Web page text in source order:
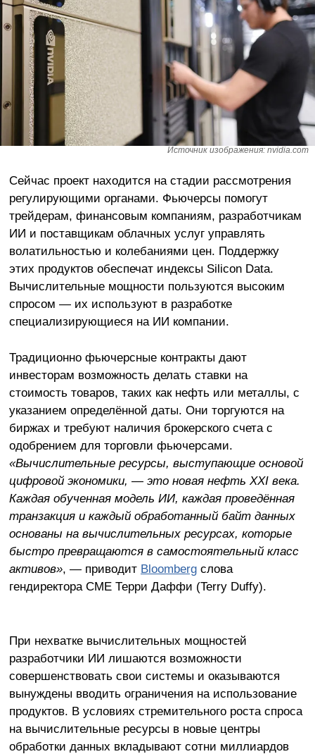
Источник изображения: nvidia.com
Сейчас проект находится на стадии рассмотрения
регулирующими органами. Фьючерсы помогут
трейдерам, финансовым компаниям, разработчикам
ИИ и поставщикам облачных услуг управлять
волатильностью и колебаниями цен. Поддержку
этих продуктов обеспечат индексы Silicon Data.
Вычислительные мощности пользуются высоким
спросом — их используют в разработке
специализирующиеся на ИИ компании.
Традиционно фьючерсные контракты дают
инвесторам возможность делать ставки на
стоимость товаров, таких как нефть или металлы, с
указанием определённой даты. Они торгуются на
биржах и требуют наличия брокерского счета с
одобрением для торговли фьючерсами.
«Вычислительные ресурсы, выступающие основой
цифровой экономики, — это новая нефть XXI века.
Каждая обученная модель ИИ, каждая проведённая
транзакция и каждый обработанный байт данных
основаны на вычислительных ресурсах, которые
быстро превращаются в самостоятельный класс
активов», — приводит Bloombergслова
гендиректора CME Терри Даффи (Terry Duffy).
При нехватке вычислительных мощностей
разработчики ИИ лишаются возможности
совершенствовать свои системы и оказываются
вынуждены вводить ограничения на использование
продуктов. В условиях стремительного роста спроса
на вычислительные ресурсы в новые центры
обработки данных вкладывают сотни миллиардов